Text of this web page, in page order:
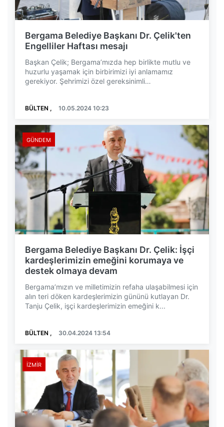
Bergama Belediye Başkanı Dr. Çelik'ten
Engelliler Haftası mesajı
Başkan Çelik; Bergama’mızda hep birlikte mutlu ve
huzurlu yaşamak için birbirimizi iyi anlamamız
gerekiyor. Şehrimizi özel gereksinimli
BÜLTEN , 10.05.2024 10:23
GÜNDEM
Bergama Belediye Başkanı Dr. Çelik: İşçi
kardeşlerimizin emeğini korumaya ve
destek olmaya devam
Bergama’mızın ve milletimizin refaha ulaşabilmesi için
alın teri döken kardeşlerimizin gününü kutlayan Dr.
Tanju Çelik, işçi kardeşlerimizin emeğini k...
BÜLTEN , 30.04.2024 13:54
İZMIR